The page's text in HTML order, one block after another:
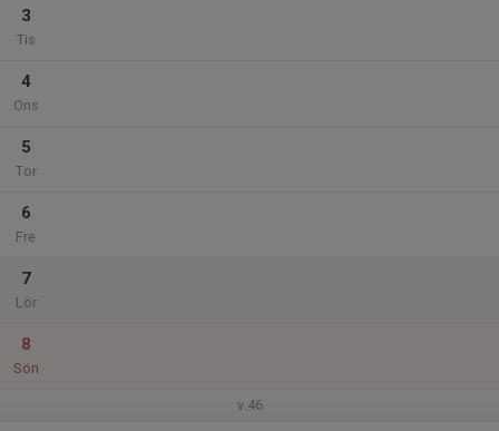
3
Tis
4
Ons
5
Tor
6
Fre
7
Lör
8
Sön
v.46